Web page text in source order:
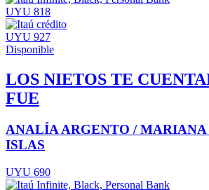
UYU 818
UYU 927
Disponible
LOS NIETOS TE
FUE
ANALÍA ARGENTO /
ISLAS
UYU 690